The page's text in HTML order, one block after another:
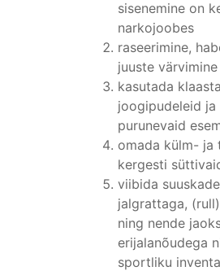
sisenemine on
narkojoobes
raseerimine,
juuste värvimine
kasutada
joogipudeleid ja
purunevaid
omada külm- ja
kergesti
viibida
jalgrattaga,
ning nende
erijalanõudega
sportliku